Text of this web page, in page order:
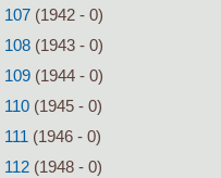
107(1942 - 0)
108(1943 - 0)
109(1944 - 0)
110(1945 - 0)
111 (1946 - 0)
112(1948 - 0)